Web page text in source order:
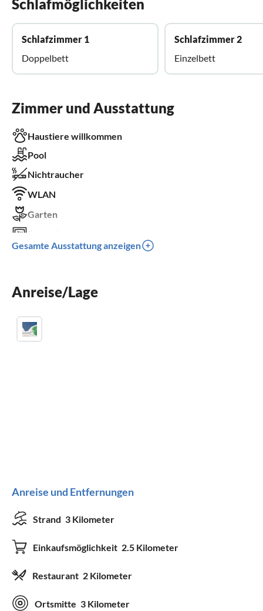
Schlafmöglichkeiten
Schlafzimmer 1
Doppelbett
Schlafzimmer 2
Einzelbett
Zimmer und Ausstattung
Haustiere willkommen
Pool
Nichtraucher
WLAN
Garten
Terrasse
Kinderbett
Gesamte Ausstattung anzeigen
Anreise/Lage
Anreise und Entfernungen
Strand 3 Kilometer
Einkaufsmöglichkeit 2.5 Kilometer
Restaurant 2 Kilometer
Ortsmitte 3 Kilometer